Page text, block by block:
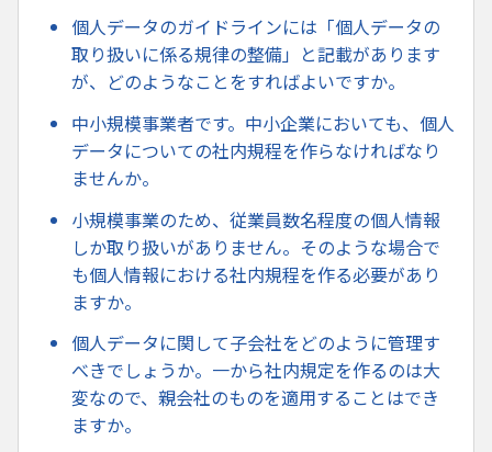
個人データのガイドラインには「個人データの
取り扱いに係る規律の整備」と記載があります
が、どのようなことをすればよいですか。
中小規模事業者です。中小企業においても、個人
データについての社内規程を作らなければなり
ませんか。
小規模事業のため、従業員数名程度の個人情報
しか取り扱いがありません。そのような場合で
も個人情報における社内規程を作る必要があり
ますか。
個人データに関して子会社をどのように管理す
べきでしょうか。一から社内規定を作るのは大
変なので、親会社のものを適用することはでき
ますか。